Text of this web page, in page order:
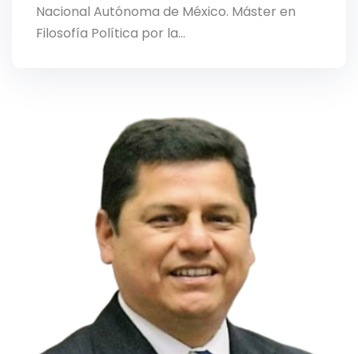
Nacional Autónoma de México. Máster en
Filosofía Política por la…